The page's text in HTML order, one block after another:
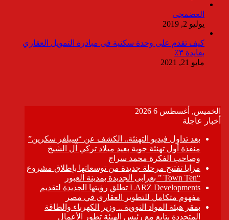
العضمجى
يوليو 2, 2019
كيف تقدم على وحدة سكنية فى مبادرة التمويل العقاري
بفايدة ٣٪
مايو 21, 2021